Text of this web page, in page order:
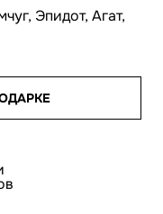
Эпидот, Агат,